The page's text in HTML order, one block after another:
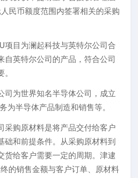
民币额度范围内签署相关的采购
项目为澜起科技与英特尔公司合
自英特尔公司的产品，符合公司
司为世界知名半导体公司，成立
为半导体产品制造和销售等。
采购原材料是将产品交付给客户
础和前提条件。从采购原材料到
货给客户需要一定的周期。津逮
的销售金额与客户订单、原材料